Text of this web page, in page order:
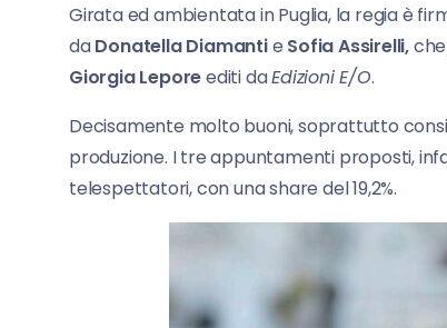
Girata ed ambientata in Puglia, la regia è
daDonatellaDiamantie Sofia Assirelli,
Giorgia Leporeediti daEdizioni E/O.
Decisamente molto buoni, soprattutto
produzione. I tre appuntamenti proposti,
telespettatori, con una share del 19,2%.